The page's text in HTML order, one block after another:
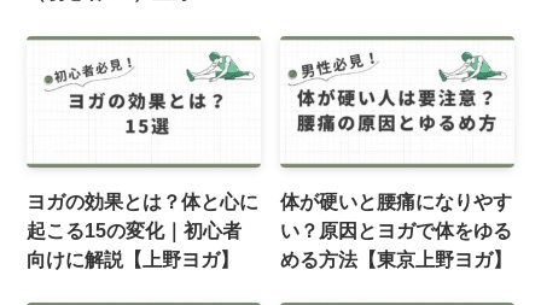
ヨガの効果とは？体と心に
起こる15の変化｜初心者
向けに解説【上野ヨガ】
体が硬いと腰痛になりやす
い？原因とヨガで体をゆる
める方法【東京上野ヨガ】